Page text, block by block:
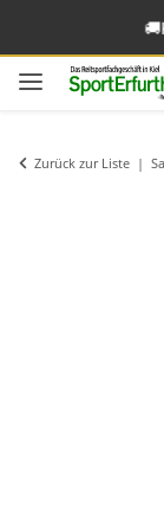
🚚
Zurück zur Liste